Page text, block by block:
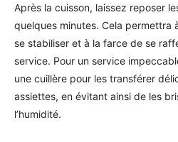
Après la cuisson, laissez reposer
quelques minutes. Cela permettra
se stabiliser et à la farce de se
service. Pour un service
une cuillère pour les transférer
assiettes, en évitant ainsi de les
l’humidité.